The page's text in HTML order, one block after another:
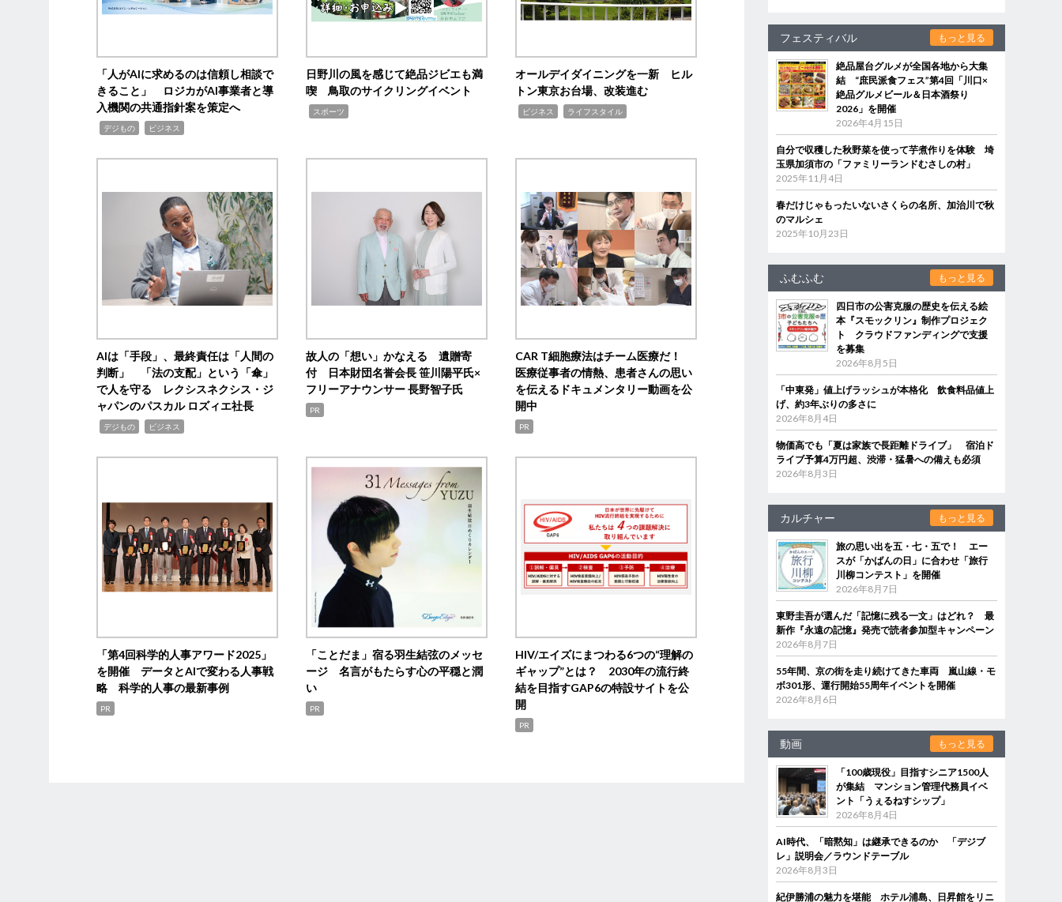
「人がAIに求めるのは信頼し相談で
きること」 ロジカがAI事業者と導
入機関の共通指針案を策定へ
デジもの ビジネス
日野川の風を感じて絶品ジビエも満
喫 鳥取のサイクリングイベント
スポーツ
オールデイダイニングを一新 ヒル
トン東京お台場、改装進む
ビジネス ライフスタイル
AIは「手段」、最終責任は「人間の
判断」 「法の支配」という「傘」
で人を守る レクシスネクシス・ジ
ャパンのパスカル ロズィエ社長
デジもの ビジネス
故人の「想い」かなえる 遺贈寄
付 日本財団名誉会長 笹川陽平氏×
フリーアナウンサー 長野智子氏
PR
CAR T細胞療法はチーム医療だ！
医療従事者の情熱、患者さんの思い
を伝えるドキュメンタリー動画を公
開中
PR
「第4回科学的人事アワード2025」
を開催 データとAIで変わる人事戦
略 科学的人事の最新事例
PR
「ことだま」宿る羽生結弦のメッセ
ージ 名言がもたらす心の平穏と潤
い
PR
HIV/エイズにまつわる6つの“理解の
ギャップ”とは？ 2030年の流行終
結を目指すGAP6の特設サイトを公
開
PR
フェスティバル もっと見る
絶品屋台グルメが全国各地から大集
結 “庶民派食フェス”第4回「川口×
絶品グルメビール＆日本酒祭り
2026」を開催
2026年4月15日
自分で収穫した秋野菜を使って芋煮作りを体験 埼
玉県加須市の「ファミリーランドむさしの村」
2025年11月4日
春だけじゃもったいないさくらの名所、加治川で秋
のマルシェ
2025年10月23日
ふむふむ もっと見る
四日市の公害克服の歴史を伝える絵
本『スモックリン』制作プロジェク
ト クラウドファンディングで支援
を募集
2026年8月5日
「中東発」値上げラッシュが本格化 飲食料品値上
げ、約3年ぶりの多さに
2026年8月4日
物価高でも「夏は家族で長距離ドライブ」 宿泊ド
ライブ予算4万円超、渋滞・猛暑への備えも必須
2026年8月3日
カルチャー もっと見る
旅の思い出を五・七・五で！ エー
スが「かばんの日」に合わせ「旅行
川柳コンテスト」を開催
2026年8月7日
東野圭吾が選んだ「記憶に残る一文」はどれ？ 最
新作『永遠の記憶』発売で読者参加型キャンペーン
2026年8月7日
55年間、京の街を走り続けてきた車両 嵐山線・モ
ボ301形、運行開始55周年イベントを開催
2026年8月6日
動画 もっと見る
「100歳現役」目指すシニア1500人
が集結 マンション管理代務員イベ
ント「うぇるねすシップ」
2026年8月4日
AI時代、「暗黙知」は継承できるのか 「デジブ
レ」説明会／ラウンドテーブル
2026年8月3日
紀伊勝浦の魅力を堪能 ホテル浦島、日昇館をリニ